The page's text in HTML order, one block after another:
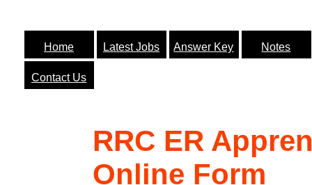
Home Latest Jobs Answer Key Notes
Contact Us
RRC ER
Online Form